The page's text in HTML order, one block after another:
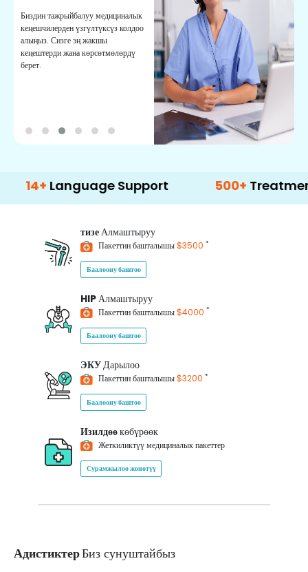
Биздин тажрыйбалуу медициналык
кеңешчилерден үзгүлтүксүз колдоо
алыңыз. Сизге эң жакшы
кеңештерди жана көрсөтмөлөрдү
берет.
Language Support 500+ Treatment
тизеАлмаштыруу
Пакеттин башталышы$3500 *
Баалоону баштоо
HIPАлмаштыруу
Пакеттин башталышы$4000 *
Баалоону баштоо
ЭКУДарылоо
Пакеттин башталышы$3200 *
Баалоону баштоо
Изилдөөкөбүрөөк
Жеткиликтүү медициналык пакеттер
Сурамжылоо жөнөтүү
АдистиктерБиз сунуштайбыз